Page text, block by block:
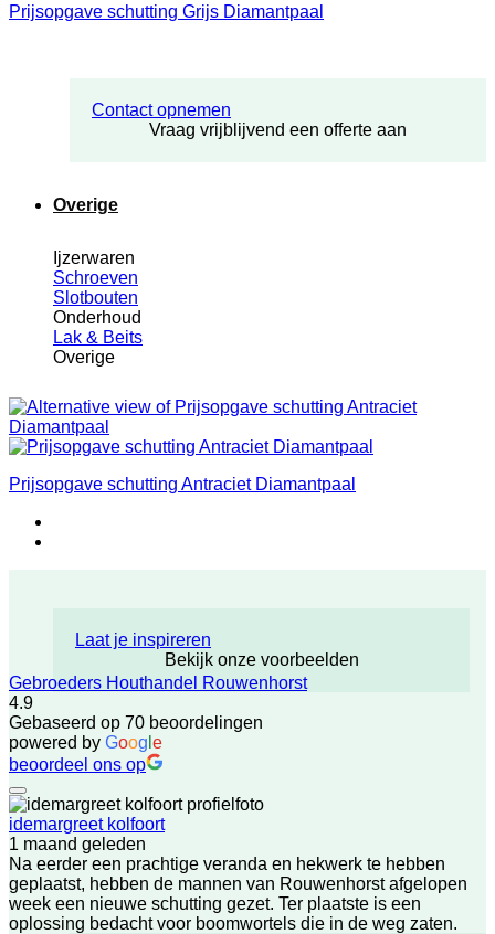
Contact opnemen
Vraag vrijblijvend een offerte aan
Overige
Ijzerwaren
Schroeven
Slotbouten
Onderhoud
Lak & Beits
Overige
Laat je inspireren
Bekijk onze voorbeelden
Prijsopgave schutting Grijs Diamantpaal
Prijsopgave schutting Antraciet Diamantpaal
Gebroeders Houthandel Rouwenhorst
4.9
Gebaseerd op 70 beoordelingen
powered by Goog e
beoordeel ons op
idemargreet kolfoort
1 maand geleden
Na eerder een prachtige veranda en hekwerk te hebben
geplaatst, hebben de mannen van Rouwenhorst afgelopen
week een nieuwe schutting gezet. Ter plaatste is een
oplossing bedacht voor boomwortels die in de weg zaten.